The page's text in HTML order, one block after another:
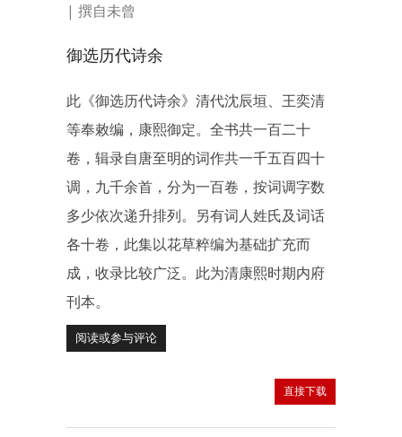
| 撰自未曾
御选历代诗余
此《御选历代诗余》清代沈辰垣、王奕清
等奉敕编，康熙御定。全书共一百二十
卷，辑录自唐至明的词作共一千五百四十
调，九千余首，分为一百卷，按词调字数
多少依次递升排列。另有词人姓氏及词话
各十卷，此集以花草粹编为基础扩充而
成，收录比较广泛。此为清康熙时期内府
刊本。
阅读或参与评论
直接下载